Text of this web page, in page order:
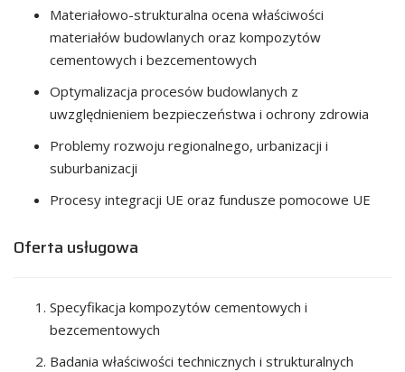
Materiałowo-strukturalna ocena właściwości
materiałów budowlanych oraz kompozytów
cementowych i bezcementowych
Optymalizacja procesów budowlanych z
uwzględnieniem bezpieczeństwa i ochrony zdrowia
Problemy rozwoju regionalnego, urbanizacji i
suburbanizacji
Procesy integracji UE oraz fundusze pomocowe UE
Oferta usługowa
Specyfikacja kompozytów cementowych i
bezcementowych
Badania właściwości technicznych i strukturalnych